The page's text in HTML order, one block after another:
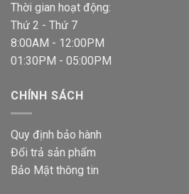
Thời gian hoạt động:
Thứ 2 - Thứ 7
8:00AM - 12:00PM
01:30PM - 05:00PM
CHÍNH SÁCH
Quy định bảo hành
Đổi trả sản phẩm
Bảo Mật thông tin